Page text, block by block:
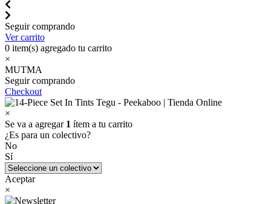
Seguir comprando
Ver carrito
0 item(s) agregado tu carrito
×
MUTMA
Seguir comprando
Checkout
×
Se va a agregar 1 ítem a tu carrito
¿Es para un colectivo?
No
Sí
Aceptar
×